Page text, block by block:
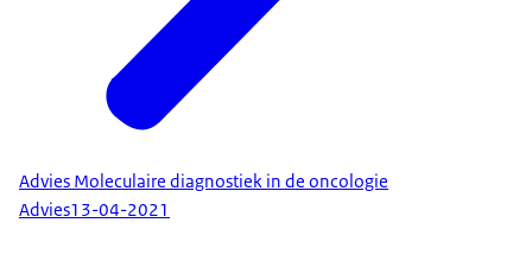
Advies Moleculaire diagnostiek in de oncologie
Advies13-04-2021